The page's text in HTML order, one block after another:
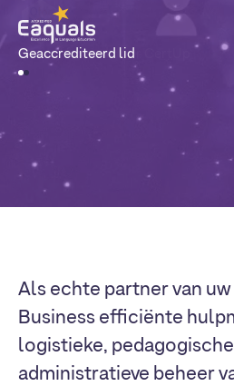
Geaccrediteerd lid
Als echte partner van
Business efficiënte
logistieke,
administratieve beheer